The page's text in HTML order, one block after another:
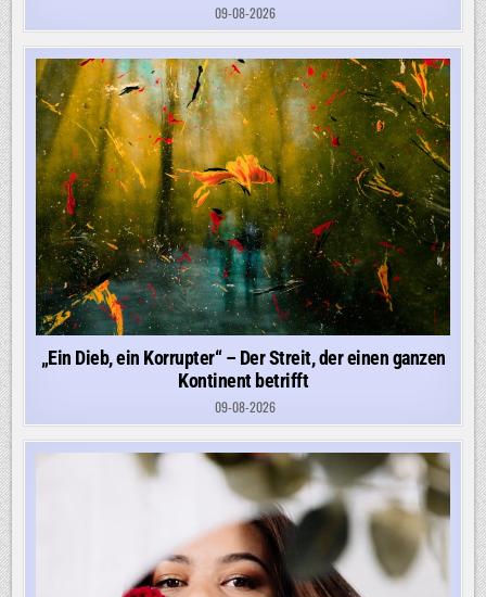
09-08-2026
„Ein Dieb, ein Korrupter“ – Der Streit, der einen ganzen
Kontinent betrifft
09-08-2026